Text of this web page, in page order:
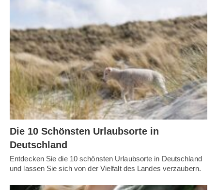
Die 10 Schönsten Urlaubsorte in
Deutschland
Entdecken Sie die 10 schönsten Urlaubsorte in Deutschland
und lassen Sie sich von der Vielfalt des Landes verzaubern.